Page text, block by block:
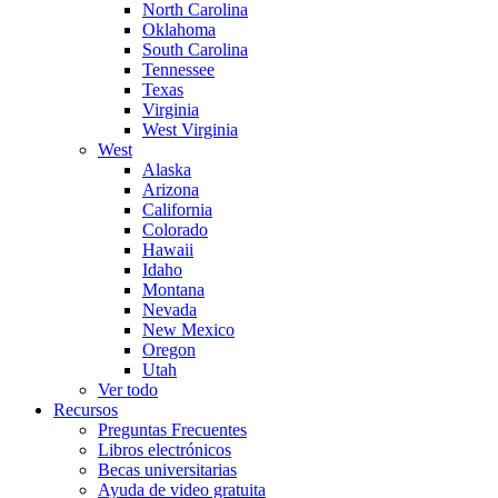
North Carolina
Oklahoma
South Carolina
Tennessee
Texas
Virginia
West Virginia
West
Alaska
Arizona
California
Colorado
Hawaii
Idaho
Montana
Nevada
New Mexico
Oregon
Utah
Ver todo
Recursos
Preguntas Frecuentes
Libros electrónicos
Becas universitarias
Ayuda de video gratuita